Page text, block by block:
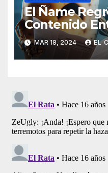
El Ñame
Contenido
Generado
Artificial
MAR 18, 2024 EL